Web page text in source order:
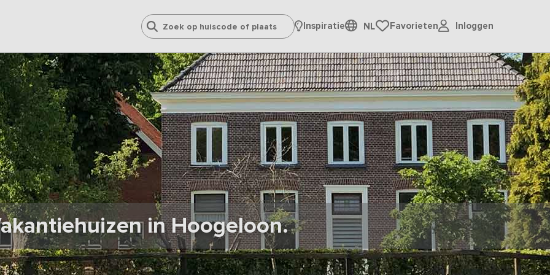
Inspiratie NL Favorieten Inloggen
in Hoogeloon.